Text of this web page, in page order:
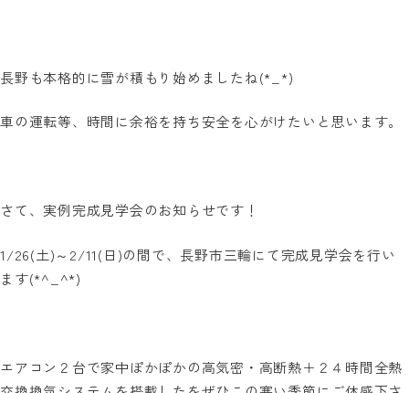
長野も本格的に雪が積もり始めましたね(*_*)
車の運転等、時間に余裕を持ち安全を心がけたいと思います。
さて、実例完成見学会のお知らせです！
1/26(土)～2/11(日)の間で、長野市三輪にて完成見学会を行い
ます(*^_^*)
エアコン２台で家中ぽかぽかの高気密・高断熱＋２４時間全熱